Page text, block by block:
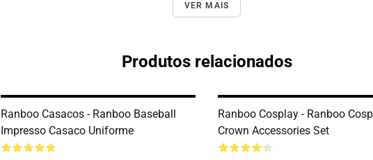
VER MAIS
Produtos relacionados
Ranboo Casacos - Ranboo Baseball
Impresso Casaco Uniforme
Ranboo Cosplay - Ranboo
Crown Accessories Set